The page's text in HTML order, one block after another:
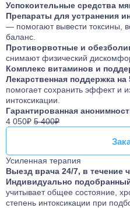
Успокоительные средства
Препараты для устранения
— помогают вывести токсины,
баланс.
Противорвотные и
снимают физический
Комплекс витаминов и
Лекарственная поддержка
помогает сохранить эффект и
интоксикации.
Гарантированная
4 050₽ 5 400₽
Усиленная терапия
Выезд врача 24/7, в течение
Индивидуально
учитывает общее состояние,
степень интоксикации при